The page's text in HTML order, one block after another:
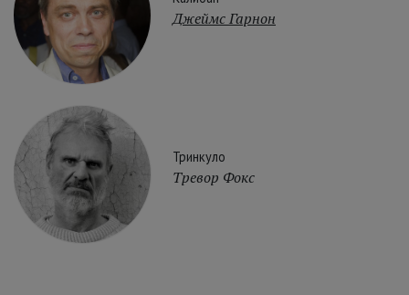
Джеймс Гарнон
Тринкуло
Тревор Фокс